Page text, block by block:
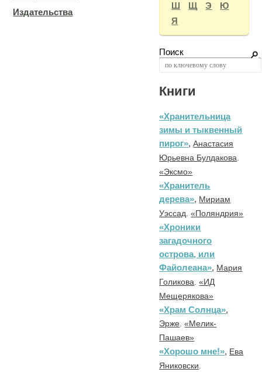
Издательства
Ш
Щ Э
Ю
Я
Поиск
Книги
«Хранительница
зимы и тыквенный
пирог»,Анастасия
Юрьевна Булдакова
«Эксмо»
«Хранитель
дерева», Мириам
Уэссад «Поляндрия»
«Хроники
загадочного
острова, или
Файолеана», Мария
Голикова «ИД
Мещерякова»
«Храм Солнца»,
Эрже «Мелик-
Пашаев»
«Хорошо мне!», Ева
Яниковски